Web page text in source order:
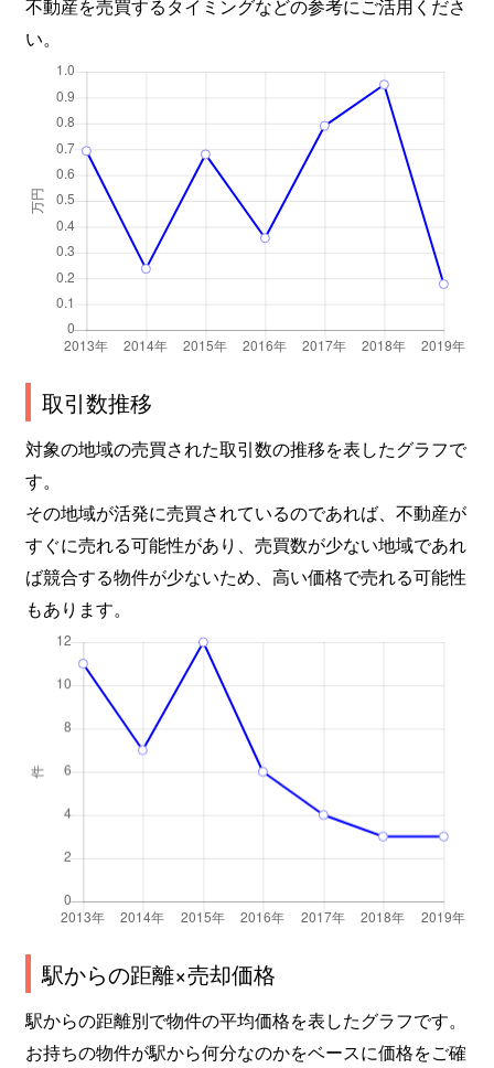
不動産を売買するタイミングなどの参考にご活用くださ
い。
取引数推移
対象の地域の売買された取引数の推移を表したグラフで
す。
その地域が活発に売買されているのであれば、不動産が
すぐに売れる可能性があり、売買数が少ない地域であれ
ば競合する物件が少ないため、高い価格で売れる可能性
もあります。
駅からの距離×売却価格
駅からの距離別で物件の平均価格を表したグラフです。
お持ちの物件が駅から何分なのかをベースに価格をご確